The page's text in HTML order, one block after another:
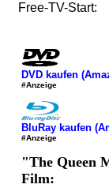
Free-TV-Start:
DVD kaufen
#Anzeige
BluRay kaufen
#Anzeige
"The Queen
Film: